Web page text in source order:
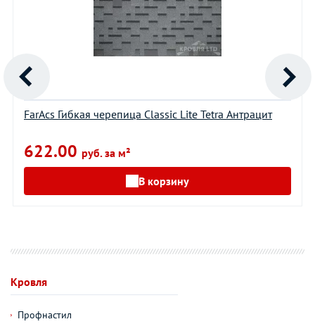
FarAcs Гибкая черепица Classic Lite Tetra Антрацит
622.00 руб. за м²
В корзину
Кровля
Профнастил